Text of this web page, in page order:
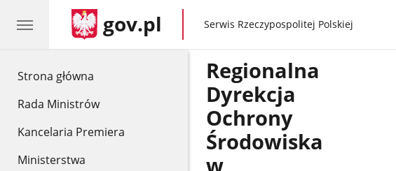
Strona główna
Rada Ministrów
Kancelaria Premiera
Ministerstwa
gov.pl gov.pl
Serwis Rzeczypospolitej Polskiej
Regionalna
Dyrekcja
Ochrony
Środowiska
w